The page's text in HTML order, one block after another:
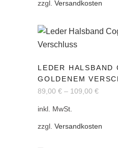
werden
Die
auf
der
Produktseite
gewählt
zzgl. Versandkosten
Produkt
weist
mehrere
Varianten
auf.
LEDER HALSBAND
GOLDENEM
89,00 € – 109,00 €
inkl. MwSt.
zzgl. Versandkosten